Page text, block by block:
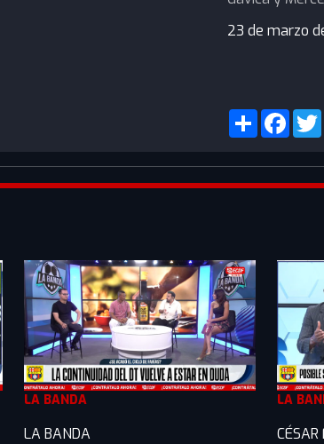
23 de marzo
LA BANDA
LA BANDA
LA
CÉSAR